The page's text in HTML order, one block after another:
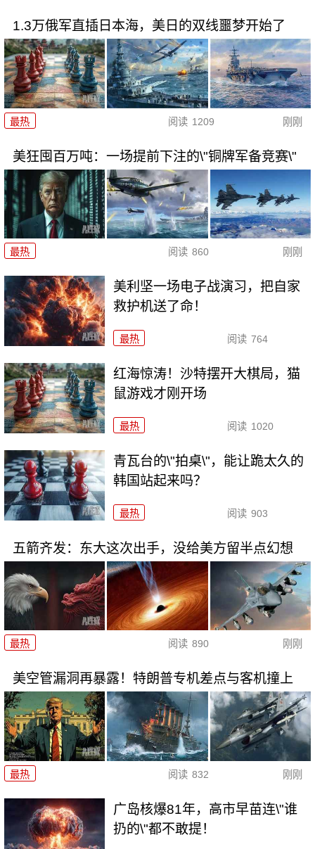
1.3万俄军直插日本海，美日的双线噩梦开始了
最热 阅读 1209 刚刚
美狂囤百万吨：一场提前下注的\"铜牌军备竞赛\"
最热 阅读 860 刚刚
美利坚一场电子战演习，把自家
救护机送了命！
最热 阅读 764
红海惊涛！沙特摆开大棋局，猫
鼠游戏才刚开场
最热 阅读 1020
青瓦台的\"拍桌\"，能让跪太久的
韩国站起来吗？
最热 阅读 903
五箭齐发：东大这次出手，没给美方留半点幻想
最热 阅读 890 刚刚
美空管漏洞再暴露！特朗普专机差点与客机撞上
最热 阅读 832 刚刚
广岛核爆81年，高市早苗连\"谁
扔的\"都不敢提！